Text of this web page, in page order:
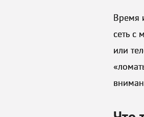
Время
сеть с
или